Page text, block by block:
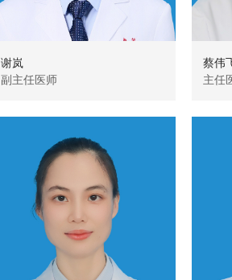
谢岚
副主任医师
蔡伟
主任